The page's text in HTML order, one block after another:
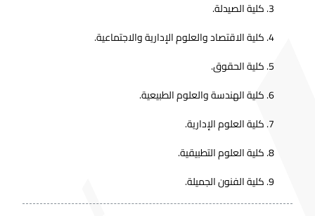
كلية الصيدلة.
كلية الاقتصاد والعلوم الإدارية والاجتماعية.
كلية الحقوق.
كلية الهندسة والعلوم الطبيعية.
كلية العلوم الإدارية.
كلية العلوم التطبيقية.
كلية الفنون الجميلة.